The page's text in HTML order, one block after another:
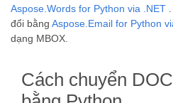
Aspose.Words for Python via .NET
đổi bằng Aspose.Email for Python
dạng MBOX.
Cách chuyển